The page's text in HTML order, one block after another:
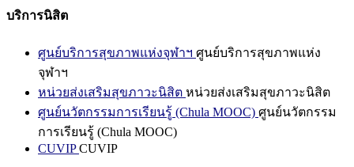
บริการนิสิต
ศูนย์บริการสุขภาพแห่งจุฬาฯ ศูนย์บริการสุขภาพแห่ง
จุฬาฯ
หน่วยส่งเสริมสุขภาวะนิสิต หน่วยส่งเสริมสุขภาวะนิสิต
ศูนย์นวัตกรรมการเรียนรู้ (Chula MOOC) ศูนย์นวัตกรรม
การเรียนรู้ (Chula MOOC)
CUVIPCUVIP